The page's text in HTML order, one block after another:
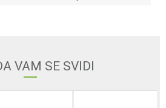
VAM SE SVIDI